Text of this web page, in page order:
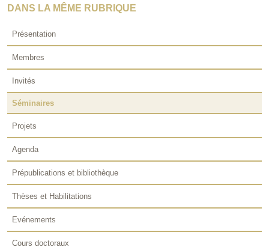
DANS LA MÊME RUBRIQUE
Présentation
Membres
Invités
Séminaires
Projets
Agenda
Prépublications et bibliothèque
Thèses et Habilitations
Evénements
Cours doctoraux